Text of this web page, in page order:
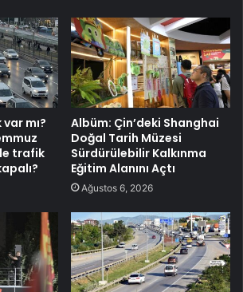
mı?
trafik
Albüm: Çin’deki Shanghai
Doğal Tarih Müzesi
Sürdürülebilir Kalkınma
Eğitim Alanını Açtı
Ağustos 6, 2026